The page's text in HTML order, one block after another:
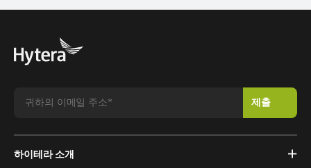
하이테라 소개